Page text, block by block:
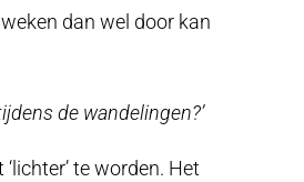
dan wel door kan
de wandelingen?’
te worden. Het